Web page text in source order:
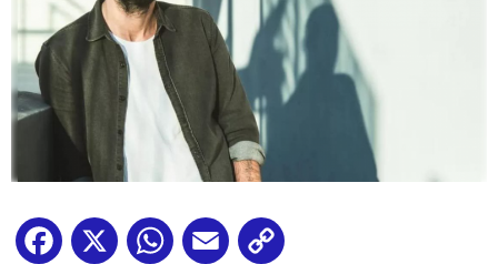
Facebook
X WhatsApp
Email